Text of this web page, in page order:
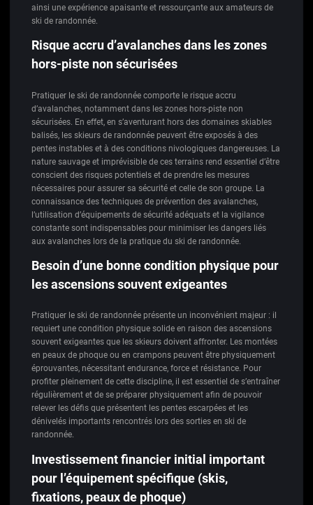
ainsi une expérience apaisante et ressourçante aux amateurs de
ski de randonnée.
Risque accru d’avalanches dans les zones
hors-piste non sécurisées
Pratiquer le ski de randonnée comporte le risque accru
d’avalanches, notamment dans les zones hors-piste non
sécurisées. En effet, en s’aventurant hors des domaines skiables
balisés, les skieurs de randonnée peuvent être exposés à des
pentes instables et à des conditions nivologiques dangereuses. La
nature sauvage et imprévisible de ces terrains rend essentiel d’être
conscient des risques potentiels et de prendre les mesures
nécessaires pour assurer sa sécurité et celle de son groupe. La
connaissance des techniques de prévention des avalanches,
l’utilisation d’équipements de sécurité adéquats et la vigilance
constante sont indispensables pour minimiser les dangers liés
aux avalanches lors de la pratique du ski de randonnée.
Besoin d’une bonne condition physique pour
les ascensions souvent exigeantes
Pratiquer le ski de randonnée présente un inconvénient majeur : il
requiert une condition physique solide en raison des ascensions
souvent exigeantes que les skieurs doivent affronter. Les montées
en peaux de phoque ou en crampons peuvent être physiquement
éprouvantes, nécessitant endurance, force et résistance. Pour
profiter pleinement de cette discipline, il est essentiel de s’entraîner
régulièrement et de se préparer physiquement afin de pouvoir
relever les défis que présentent les pentes escarpées et les
dénivelés importants rencontrés lors des sorties en ski de
randonnée.
Investissement financier initial important
pour l’équipement spécifique (skis,
fixations, peaux de phoque)